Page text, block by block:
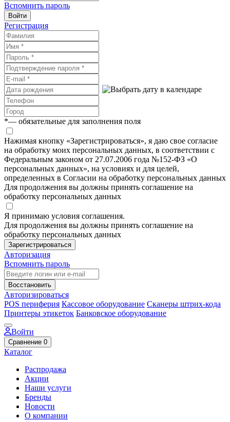
Вспомнить пароль
Войти
Регистрация
*— обязательные для заполнения поля
Нажимая кнопку «Зарегистрироваться», я даю свое согласие
на обработку моих персональных данных, в соответствии с
Федеральным законом от 27.07.2006 года №152-ФЗ «О
персональных данных», на условиях и для целей,
определенных в Согласии на обработку персональных данных
Для продолжения вы должны принять соглашение на
обработку персональных данных
Я принимаю условия соглашения.
Для продолжения вы должны принять соглашение на
обработку персональных данных
Зарегистрироваться
Авторизация
Вспомнить пароль
Восстановить
Авторизироваться
POS периферия Кассовое оборудование Сканеры штрих-кода
Принтеры этикеток Банковское оборудование
Войти
Сравнение 0
Каталог
Распродажа
Акции
Наши услуги
Бренды
Новости
О компании